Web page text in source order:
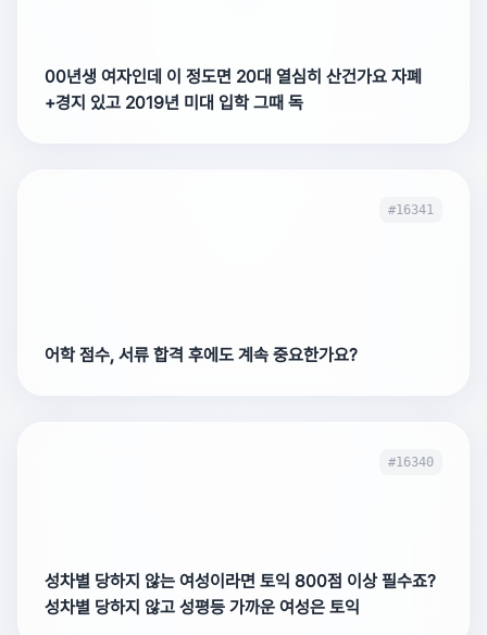
00년생 여자인데 이 정도면 20대 열심히 산건가요 자폐
+경지 있고 2019년 미대 입학 그때 독
#16341
어학 점수, 서류 합격 후에도 계속 중요한가요?
#16340
성차별 당하지 않는 여성이라면 토익 800점 이상 필수죠?
성차별 당하지 않고 성평등 가까운 여성은 토익